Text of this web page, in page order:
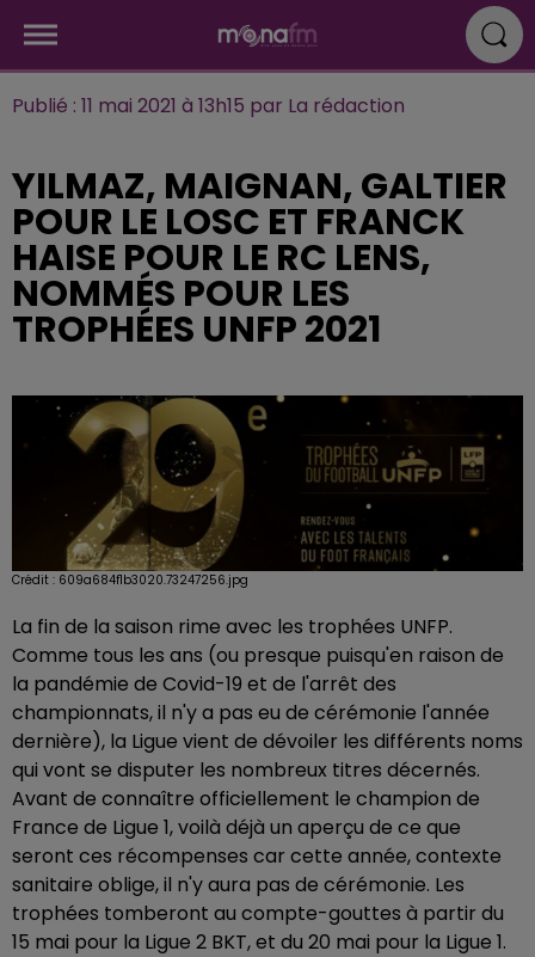
Publié : 11 mai 2021 à 13h15 par La rédaction
YILMAZ, MAIGNAN, GALTIER
POUR LE LOSC ET FRANCK
HAISE POUR LE RC LENS,
NOMMÉS POUR LES
TROPHÉES UNFP 2021
Crédit : 609a684f1b3020.73247256.jpg
La fin de la saison rime avec les trophées UNFP.
Comme tous les ans (ou presque puisqu'en raison de
la pandémie de Covid-19 et de l'arrêt des
championnats, il n'y a pas eu de cérémonie l'année
dernière), la Ligue vient de dévoiler les différents noms
qui vont se disputer les nombreux titres décernés.
Avant de connaître officiellement le champion de
France de Ligue 1, voilà déjà un aperçu de ce que
seront ces récompenses car cette année, contexte
sanitaire oblige, il n'y aura pas de cérémonie. Les
trophées tomberont au compte-gouttes à partir du
15 mai pour la Ligue 2 BKT, et du 20 mai pour la Ligue 1.